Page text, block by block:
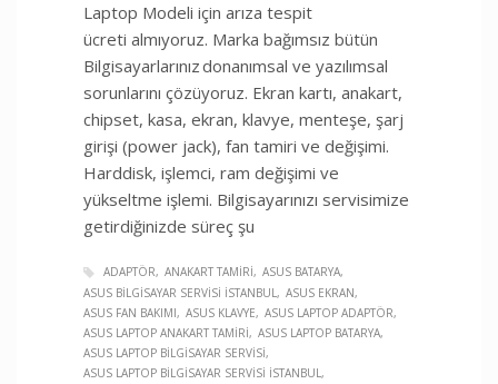
Laptop Modeli için arıza tespit
ücreti almıyoruz. Marka bağımsız bütün
Bilgisayarlarınız donanımsal ve yazılımsal
sorunlarını çözüyoruz. Ekran kartı, anakart,
chipset, kasa, ekran, klavye, menteşe, şarj
girişi (power jack), fan tamiri ve değişimi.
Harddisk, işlemci, ram değişimi ve
yükseltme işlemi. Bilgisayarınızı servisimize
getirdiğinizde süreç şu
ADAPTÖR ANAKART TAMIRI
ASUS BATARYA
ASUS BILGISAYAR SERVISI İSTANBUL ASUS EKRAN
ASUS FAN BAKIMI
ASUS KLAVYE
ASUS LAPTOP ADAPTÖR
ASUS LAPTOP ANAKART TAMIRI
ASUS LAPTOP BATARYA
ASUS LAPTOP BILGISAYAR SERVISI
ASUS LAPTOP BILGISAYAR SERVISI İSTANBUL